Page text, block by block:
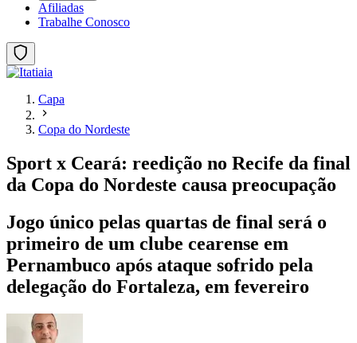
Afiliadas
Trabalhe Conosco
Capa
Copa do Nordeste
Sport x Ceará: reedição no Recife da final
da Copa do Nordeste causa preocupação
Jogo único pelas quartas de final será o
primeiro de um clube cearense em
Pernambuco após ataque sofrido pela
delegação do Fortaleza, em fevereiro